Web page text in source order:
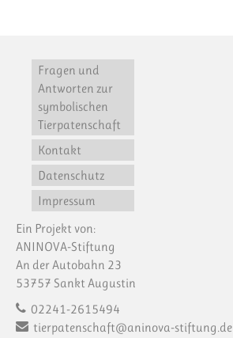
Fragen und
Antworten zur
symbolischen
Tierpatenschaft
Kontakt
Datenschutz
Impressum
Ein Projekt von:
ANINOVA-Stiftung
An der Autobahn 23
53757 Sankt Augustin
02241-2615494
tierpatenschaft@aninova-stiftung.de